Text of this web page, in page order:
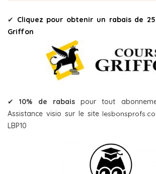
✔ Cliquez pour obtenir un rabais de
Griffon
✔10% de rabaispour tout
Assistance visio sur le site
LBP10